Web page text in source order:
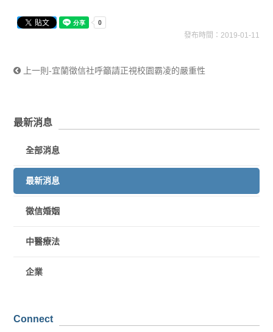
發布時間：2019-01-11
上一則-宜蘭徵信社呼籲請正視校園霸凌的嚴重性
最新消息
全部消息
最新消息
徵信婚姻
中醫療法
企業
Connect